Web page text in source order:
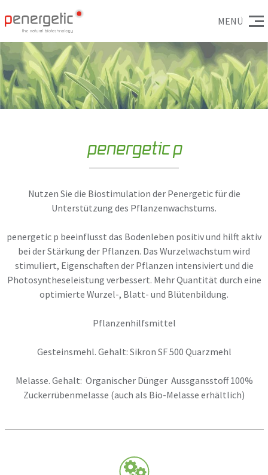
MENÜ
penergetic p
Nutzen Sie die Biostimulation der Penergetic für die
Unterstützung des Pflanzenwachstums.
penergetic p beeinflusst das Bodenleben positiv und hilft aktiv
bei der Stärkung der Pflanzen. Das Wurzelwachstum wird
stimuliert, Eigenschaften der Pflanzen intensiviert und die
Photosyntheseleistung verbessert. Mehr Quantität durch eine
optimierte Wurzel-, Blatt- und Blütenbildung.
Pflanzenhilfsmittel
Gesteinsmehl. Gehalt: Sikron SF 500 Quarzmehl
Melasse. Gehalt: Organischer Dünger Aussgansstoff 100%
Zuckerrübenmelasse (auch als Bio-Melasse erhältlich)